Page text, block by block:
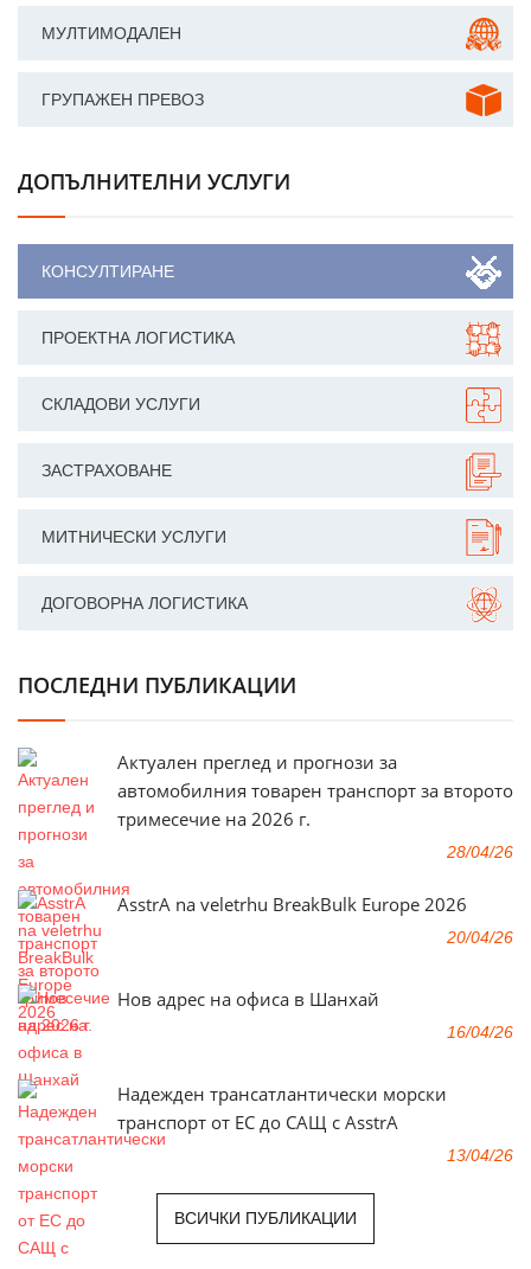
МУЛТИМОДАЛЕН
ГРУПАЖЕН ПРЕВОЗ
ДОПЪЛНИТЕЛНИ УСЛУГИ
КОНСУЛТИРАНЕ
ПРОЕКТНА ЛОГИСТИКА
СКЛАДОВИ УСЛУГИ
ЗАСТРАХОВАНЕ
МИТНИЧЕСКИ УСЛУГИ
ДОГОВОРНА ЛОГИСТИКА
ПОСЛЕДНИ ПУБЛИКАЦИИ
Актуален преглед и прогнози за
автомобилния товарен транспорт за второто
тримесечие на 2026 г.
28/04/26
AsstrA na veletrhu BreakBulk Europe 2026
20/04/26
Нов адрес на офиса в Шанхай
16/04/26
Надежден трансатлантически морски
транспорт от ЕС до САЩ с AsstrA
13/04/26
ВСИЧКИ ПУБЛИКАЦИИ